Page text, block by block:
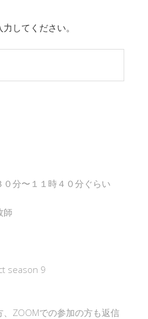
してください。
０分〜１１時４０分ぐらい
師
season 9
ZOOMでの参加の方も返信